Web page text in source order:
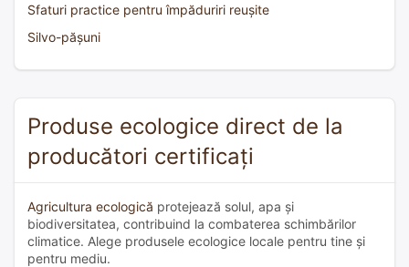
Sfaturi practice pentru împăduriri reușite
Silvo-pășuni
Produse ecologice direct de la
producători certificați
Agricultura ecologică protejează solul, apa și
biodiversitatea, contribuind la combaterea schimbărilor
climatice. Alege produsele ecologice locale pentru tine și
pentru mediu.